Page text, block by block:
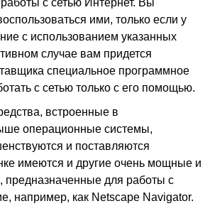
с сетью Интернет. Вы
ими, только если у
с использованием указанных
случае вам придется
специальное программное
с сетью только с его помощью.
встроенные в
операционные системы,
и поставляются
имеются и другие очень мощные и
предназначенные для работы с
например, как Netscape Navigator.